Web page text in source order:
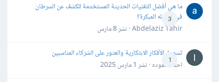
3
ما هي أفضل التقنيات الحديثة المستخدمة للكشف عن السرطان
في مراحله المبكرة؟
Abdelaziz Tahir · نشر
8 مارس
1
تسويق الأفكار الابتكارية والعثور على الشركاء المناسبين
احمد حموده · نشر 1 مارس 2025